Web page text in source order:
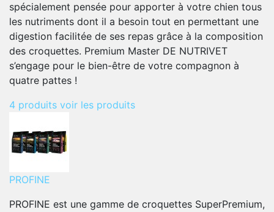
spécialement pensée pour apporter à votre chien tous
les nutriments dont il a besoin tout en permettant une
digestion facilitée de ses repas grâce à la composition
des croquettes. Premium Master DE NUTRIVET
s’engage pour le bien-être de votre compagnon à
quatre pattes !
4 produits voir les produits
PROFINE
PROFINE est une gamme de croquettes SuperPremium,